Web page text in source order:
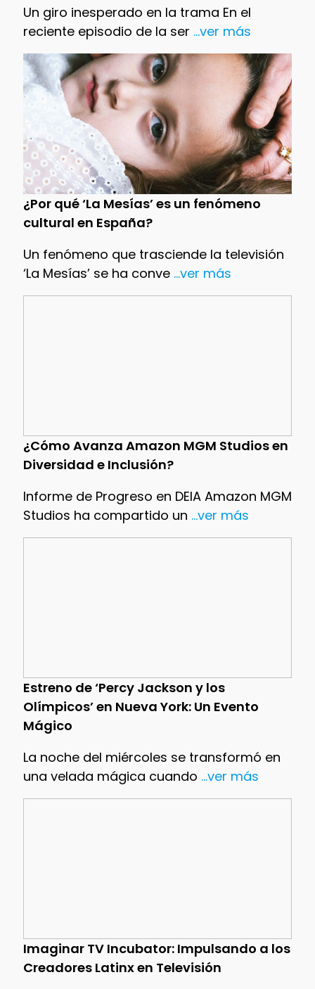
Un giro inesperado en la trama En el
reciente episodio de la ser ...ver más
¿Por qué ‘La Mesías’ es un fenómeno
cultural en España?
Un fenómeno que trasciende la televisión
‘La Mesías’ se ha conve...ver más
¿Cómo Avanza Amazon MGM Studios en
Diversidad e Inclusión?
Informe de Progreso en DEIA Amazon MGM
Studios ha compartido un ...ver más
Estreno de ‘Percy Jackson y los
Olímpicos’ en Nueva York: Un Evento
Mágico
La noche del miércoles se transformó en
una velada mágica cuando ...ver más
Imaginar TV Incubator: Impulsando a los
Creadores Latinx en Televisión